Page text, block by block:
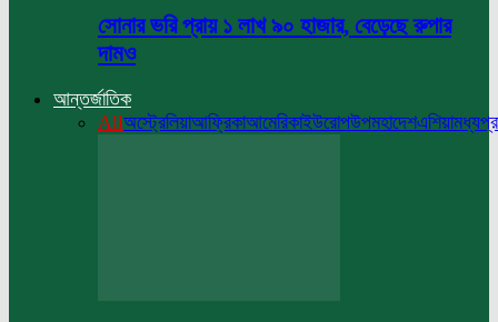
সোনার ভরি প্রায় ১ লাখ ৯০ হাজার, বেড়েছে রুপার
দামও
আন্তর্জাতিক
Allঅস্ট্রেলিয়াআফ্রিকাআমেরিকাইউরোপউপমহাদেশএশিয়া